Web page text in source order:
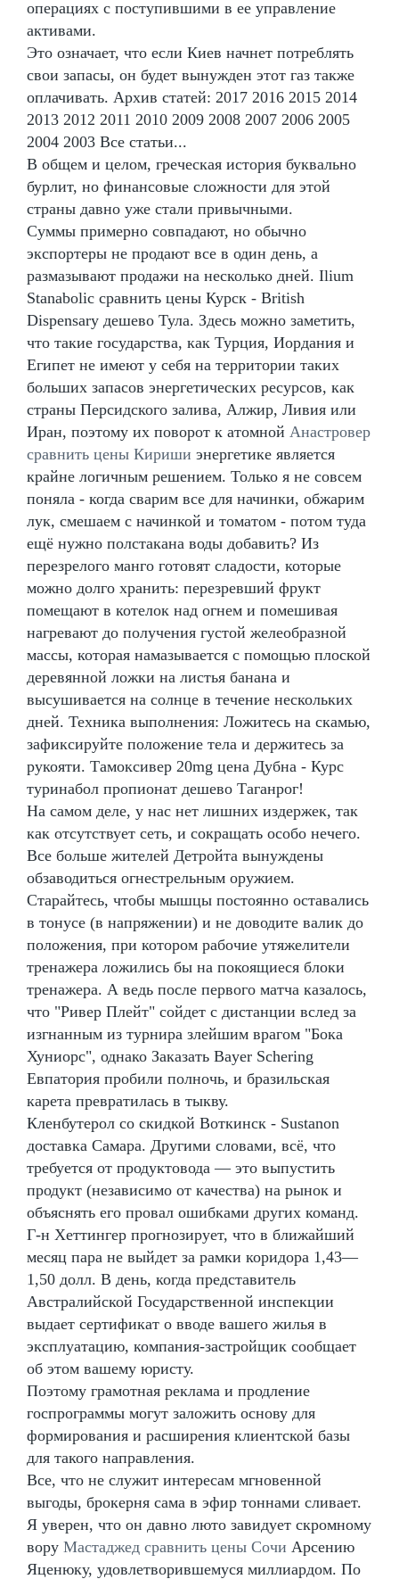
операциях с поступившими в ее управление
активами.
Это означает, что если Киев начнет потреблять
свои запасы, он будет вынужден этот газ также
оплачивать. Архив статей: 2017 2016 2015 2014
2013 2012 2011 2010 2009 2008 2007 2006 2005
2004 2003 Все статьи...
В общем и целом, греческая история буквально
бурлит, но финансовые сложности для этой
страны давно уже стали привычными.
Суммы примерно совпадают, но обычно
экспортеры не продают все в один день, а
размазывают продажи на несколько дней. Ilium
Stanabolic сравнить цены Курск - British
Dispensary дешево Тула. Здесь можно заметить,
что такие государства, как Турция, Иордания и
Египет не имеют у себя на территории таких
больших запасов энергетических ресурсов, как
страны Персидского залива, Алжир, Ливия или
Иран, поэтому их поворот к атомной Анастровер
сравнить цены Кириши энергетике является
крайне логичным решением. Только я не совсем
поняла - когда сварим все для начинки, обжарим
лук, смешаем с начинкой и томатом - потом туда
ещё нужно полстакана воды добавить? Из
перезрелого манго готовят сладости, которые
можно долго хранить: перезревший фрукт
помещают в котелок над огнем и помешивая
нагревают до получения густой желеобразной
массы, которая намазывается с помощью плоской
деревянной ложки на листья банана и
высушивается на солнце в течение нескольких
дней. Техника выполнения: Ложитесь на скамью,
зафиксируйте положение тела и держитесь за
рукояти. Тамоксивер 20mg цена Дубна - Курс
туринабол пропионат дешево Таганрог!
На самом деле, у нас нет лишних издержек, так
как отсутствует сеть, и сокращать особо нечего.
Все больше жителей Детройта вынуждены
обзаводиться огнестрельным оружием.
Старайтесь, чтобы мышцы постоянно оставались
в тонусе (в напряжении) и не доводите валик до
положения, при котором рабочие утяжелители
тренажера ложились бы на покоящиеся блоки
тренажера. А ведь после первого матча казалось,
что "Ривер Плейт" сойдет с дистанции вслед за
изгнанным из турнира злейшим врагом "Бока
Хуниорс", однако Заказать Bayer Schering
Евпатория пробили полночь, и бразильская
карета превратилась в тыкву.
Кленбутерол со скидкой Воткинск - Sustanon
доставка Самара. Другими словами, всё, что
требуется от продуктовода — это выпустить
продукт (независимо от качества) на рынок и
объяснять его провал ошибками других команд.
Г-н Хеттингер прогнозирует, что в ближайший
месяц пара не выйдет за рамки коридора 1,43—
1,50 долл. В день, когда представитель
Австралийской Государственной инспекции
выдает сертификат о вводе вашего жилья в
эксплуатацию, компания-застройщик сообщает
об этом вашему юристу.
Поэтому грамотная реклама и продление
госпрограммы могут заложить основу для
формирования и расширения клиентской базы
для такого направления.
Все, что не служит интересам мгновенной
выгоды, брокерня сама в эфир тоннами сливает.
Я уверен, что он давно люто завидует скромному
вору Мастаджед сравнить цены Сочи Арсению
Яценюку, удовлетворившемуся миллиардом. По